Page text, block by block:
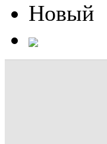
Новый